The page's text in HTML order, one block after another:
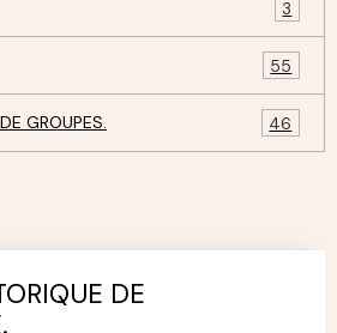
3
55
GROUPES. 46
DE